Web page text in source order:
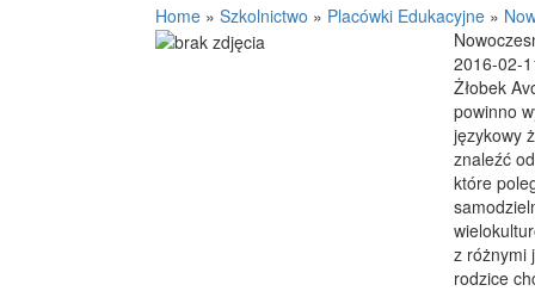
Home » Szkolnictwo » Placówki Edukacyjne »
2016-02-
Żłobek
powinno
językowy
znaleźć
które
z różnymi
rodzice